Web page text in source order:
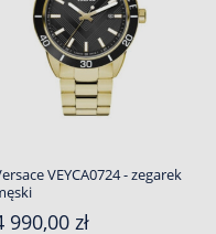
VEYCA0724 - zegarek
990,00 zł